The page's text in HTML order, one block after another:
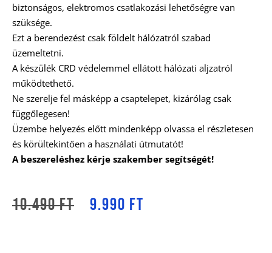
biztonságos, elektromos csatlakozási lehetőségre van
szüksége.
Ezt a berendezést csak földelt hálózatról szabad
üzemeltetni.
A készülék CRD védelemmel ellátott hálózati aljzatról
működtethető.
Ne szerelje fel másképp a csaptelepet, kizárólag csak
függőlegesen!
Üzembe helyezés előtt mindenképp olvassa el részletesen
és körültekintően a használati útmutatót!
A beszereléshez kérje szakember segítségét!
10.490Ft 9.990 Ft